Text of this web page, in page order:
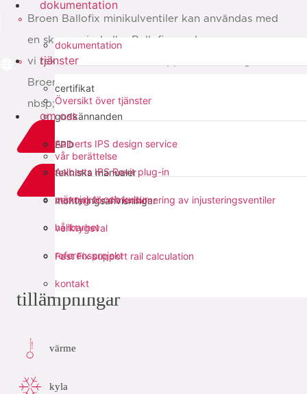
dokumentation
dokumentation
certifikat
godkännanden
EPD
tekniska manualer
monteringsanvisningar
tjänster
Översikt över tjänster
Aalberts IPS design service
Aalberts IPS Revit plug-in
verktyg för dimensionering av injusteringsventiler
verktygsval
Fast Fix support rail calculation
om oss
vår berättelse
människor och kultur
hållbarhet
referensprojekt
kontakt
Broen Ballofix minikulventiler kan användas med
en skruvmejsel eller Ballofix-vred
vi rekommenderar att du öppnar och stänger
Broen Ballofix kulventiler två gånger om året &
nbsp; för att säkerställa optimal drift
add to list
dela med sig:
tillämpningar
värme
kyla